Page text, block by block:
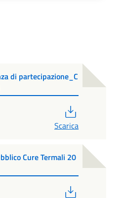
di partecipazione_C
Scarica
Cure Termali 20